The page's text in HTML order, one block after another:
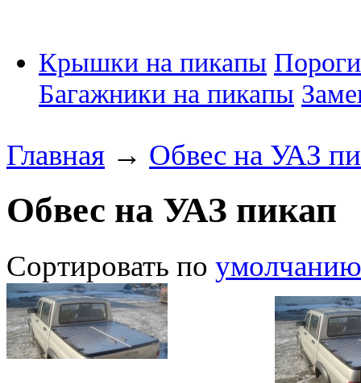
Крышки на пикапы
Багажники на пикапы
Главная → Обвес на УАЗ
Обвес на УАЗ пикап
Сортировать по умолчанию